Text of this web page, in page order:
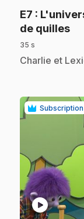
E7 :
de quilles.
35 s
.Charlie et
Subscription
play_circle